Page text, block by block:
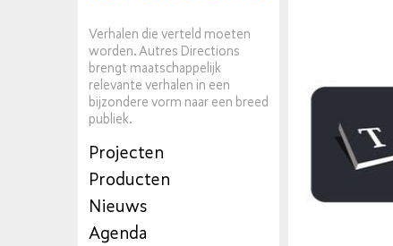
Verhalen die verteld moeten
worden. Autres Directions
brengt maatschappelijk
relevante verhalen in een
bijzondere vorm naar een breed
publiek.
Projecten
Producten
Nieuws
Agenda